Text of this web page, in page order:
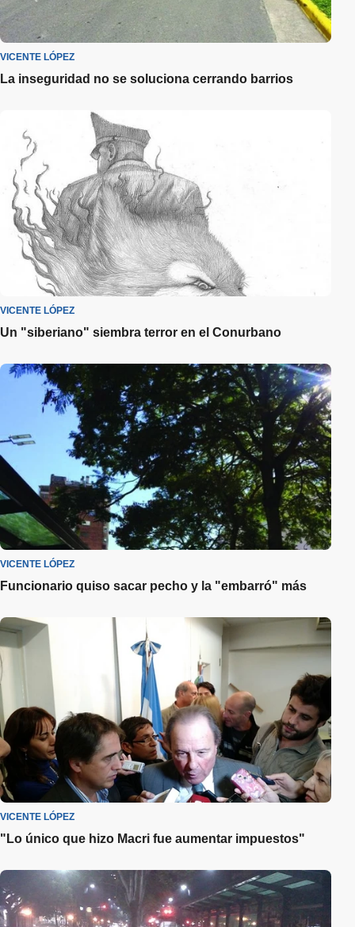
VICENTE LÓPEZ
La inseguridad no se soluciona cerrando barrios
VICENTE LÓPEZ
Un "siberiano" siembra terror en el Conurbano
VICENTE LÓPEZ
Funcionario quiso sacar pecho y la "embarró" más
VICENTE LÓPEZ
"Lo único que hizo Macri fue aumentar impuestos"